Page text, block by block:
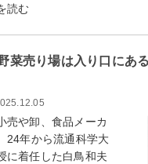
読む
菜売り場は入り口にあ
や卸、食品メーカ
24年から流通科学大
に着任した白鳥和夫